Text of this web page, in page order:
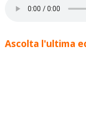
Ascolta l'ultima